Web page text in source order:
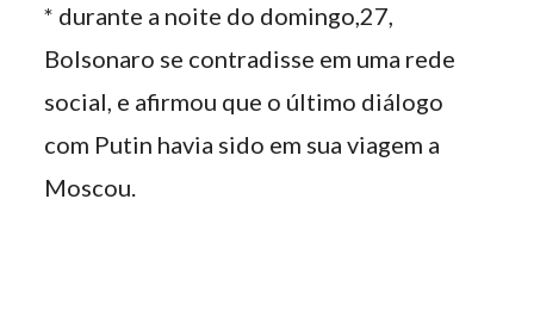
* durante a noite do domingo,27,
Bolsonaro se contradisse em uma rede
social, e afirmou que o último diálogo
com Putin havia sido em sua viagem a
Moscou.